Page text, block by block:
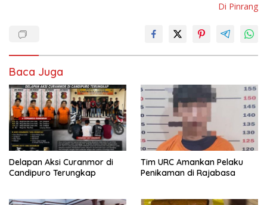
Di Pinrang
Baca Juga
Delapan Aksi Curanmor di
Candipuro Terungkap
Tim URC Amankan Pelaku
Penikaman di Rajabasa